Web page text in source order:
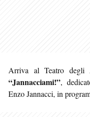
Arriva al Teatro degli
“Jannacciami!”,
Enzo Jannacci, in